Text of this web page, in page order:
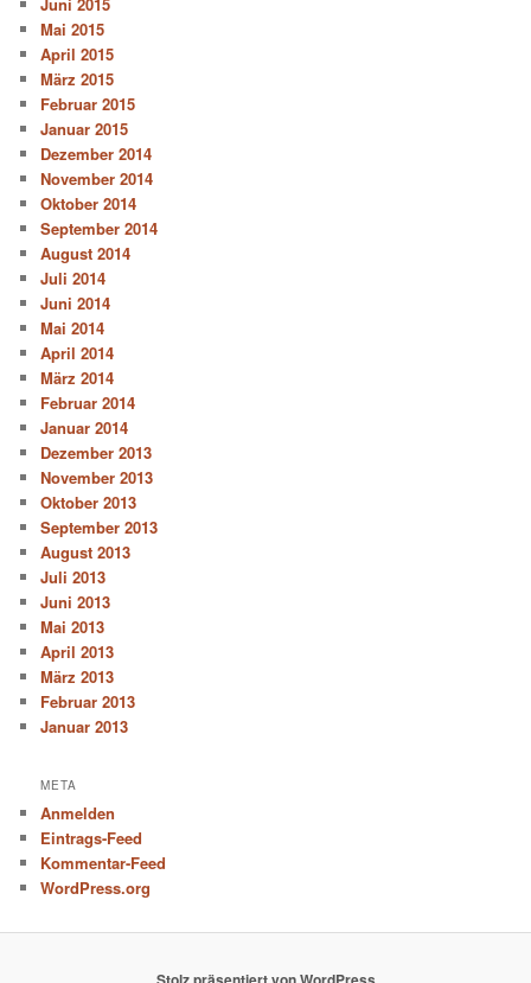
Mai 2015
April 2015
März 2015
Februar 2015
Januar 2015
Dezember 2014
November 2014
Oktober 2014
September 2014
August 2014
Juli 2014
Juni 2014
Mai 2014
April 2014
März 2014
Februar 2014
Januar 2014
Dezember 2013
November 2013
Oktober 2013
September 2013
August 2013
Juli 2013
Juni 2013
Mai 2013
April 2013
März 2013
Februar 2013
Januar 2013
META
Anmelden
Eintrags-Feed
Kommentar-Feed
WordPress.org